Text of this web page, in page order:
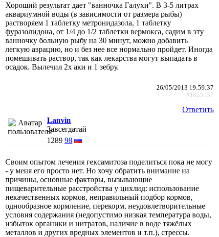
Хороший результат дает "ванночка Галухи". В 3-5 литрах
аквариумной воды (в зависимости от размера рыбы)
растворяем 1 таблетку метронидазола, 1 таблетку
фуразолидона, от 1/4 до 1/2 таблетки вермокса, садим в эту
ванночку больную рыбу на 30 минут, можно добавить
легкую аэрацию, но и без нее все нормально пройдет. Иногда
помешивать раствор, так как лекарства могут выпадать в
осадок. Вылечил 2х аки и 1 зебру.
26/05/2013 19:59:37
#1825137
Ответить
Lanvin
Завсегдатай
1289 98
Своим опытом лечения гексамитоза поделиться пока не могу
- у меня его просто нет. Но хочу обратить внимание на
причины, основные факторы, вызывающие
пищеварительные расстройства у цихлид: использование
некачественных кормов, неправильный подбор кормов,
однообразное кормление, перекорм, неудовлетворительные
условия содержания (недопустимо низкая температура воды,
избыток органики и нитратов, наличие в воде тяжёлых
металлов и других вредных элементов и т.п.), стрессы.